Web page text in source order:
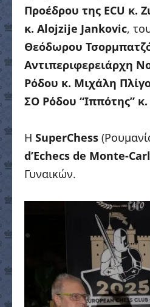
Προέδρου της ECU κ.
κ. Alojzije Jankovic,
Θεόδωρου
Αντιπεριφερειάρχη
Ρόδου κ. Μιχάλη
ΣΟ Ρόδου “Ιππότης”
Η SuperChess
d’Echecs de Monte-
Γυναικών.